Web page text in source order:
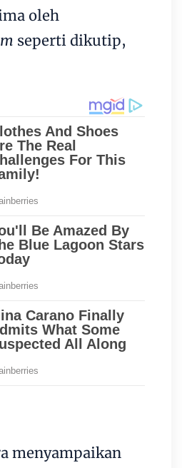
oleh
seperti dikutip,
menyampaikan